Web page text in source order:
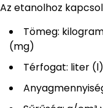
Az etanolhoz
Tömeg:
(mg)
Térfogat: liter